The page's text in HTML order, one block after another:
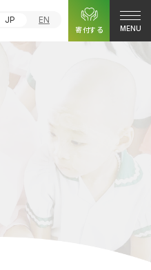
JP
EN
寄付する
MENU